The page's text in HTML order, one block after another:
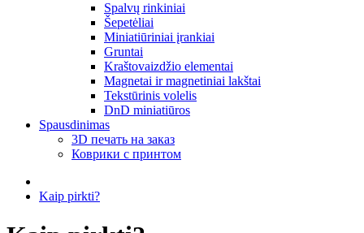
Spalvų rinkiniai
Šepetėliai
Miniatiūriniai įrankiai
Gruntai
Kraštovaizdžio elementai
Magnetai ir magnetiniai lakštai
Tekstūrinis volelis
DnD miniatiūros
Spausdinimas
3D печать на заказ
Коврики с принтом
Kaip pirkti?